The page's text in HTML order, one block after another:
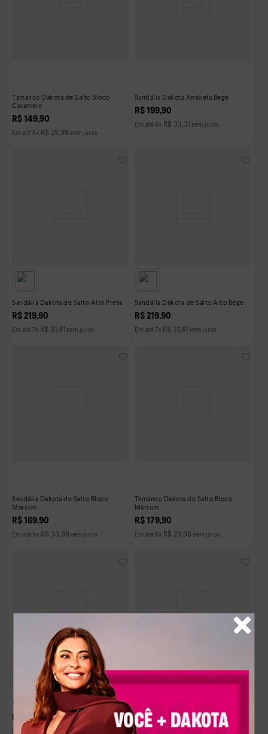
Tamanco Dakota de Salto Bloco
Caramelo
R$ 149,90
Em até 5x R$ 29,98 sem juros
Sandália Dakota Anabela Bege
R$ 199,90
Em até 6x R$ 33,31 sem juros
Sandália Dakota de Salto Alto Preta
R$ 219,90
Em até 7x R$ 31,41 sem juros
Sandália Dakota de Salto Alto Bege
R$ 219,90
Em até 7x R$ 31,41 sem juros
Sandália Dakota de Salto Bloco
Marrom
R$ 169,90
Em até 5x R$ 33,98 sem juros
Tamanco Dakota de Salto Bloco
Marrom
R$ 179,90
Em até 6x R$ 29,98 sem juros
Tamanco Dakota Anabela Preto
169,90
Em até
R$ 33 98sem juros
Tamanco Dakota de Salto Alto Bege
R$ 199,90
Em até
6 x R$33,31sem juros